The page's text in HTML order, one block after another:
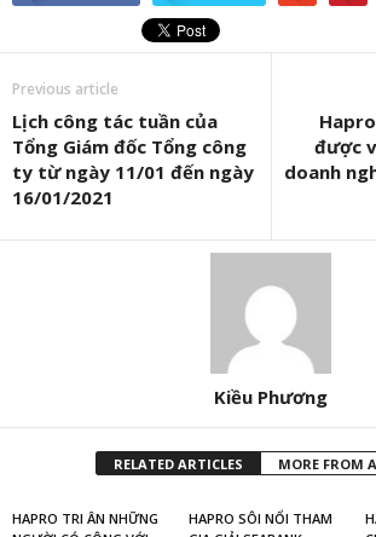
Previous article
Lịch công tác tuần của
Tổng Giám đốc Tổng công
ty từ ngày 11/01 đến ngày
16/01/2021
được
doanh
Kiều Phương
RELATED ARTICLES MORE FROM
HAPRO TRI ÂN NHỮNG
HAPRO SÔI NỔI THAM